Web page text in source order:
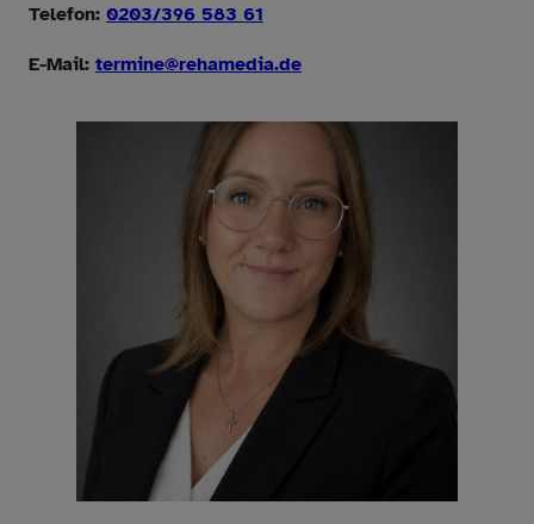
Telefon: 0203/396 583 61
E-Mail: termine@rehamedia.de